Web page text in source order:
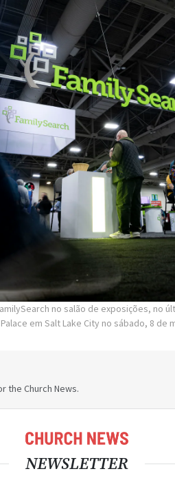
no salão de exposições, no
em Salt Lake City no sábado, 8 de
the Church News.
NEWSLETTER